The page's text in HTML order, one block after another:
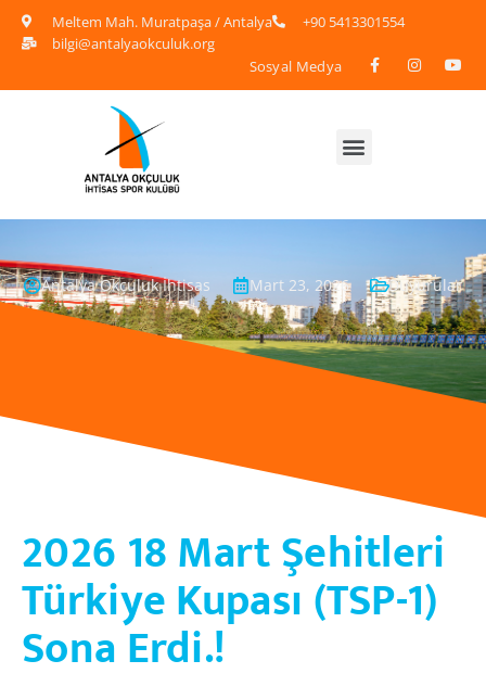
Meltem Mah. Muratpaşa / Antalya
+90 5413301554
bilgi@antalyaokculuk.org
Sosyal Medya
Antalya Okçuluk İhtisas Mart 23, 2026 Duyurular
2026 18 Mart Şehitleri
Türkiye Kupası (TSP-1)
Sona Erdi.!